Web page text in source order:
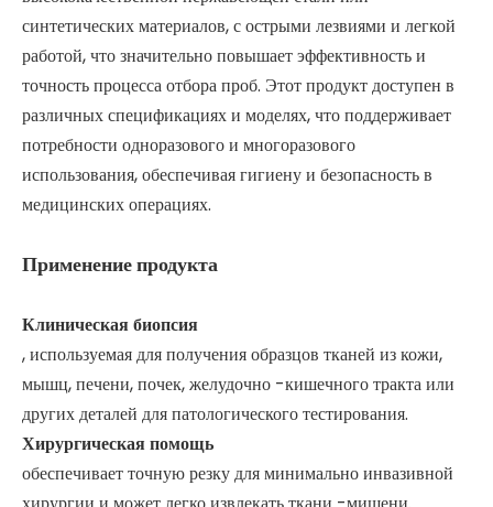
синтетических материалов, с острыми лезвиями и легкой
работой, что значительно повышает эффективность и
точность процесса отбора проб. Этот продукт доступен в
различных спецификациях и моделях, что поддерживает
потребности одноразового и многоразового
использования, обеспечивая гигиену и безопасность в
медицинских операциях.
Применение продукта
Клиническая биопсия
, используемая для получения образцов тканей из кожи,
мышц, печени, почек, желудочно -кишечного тракта или
других деталей для патологического тестирования.
Хирургическая помощь
обеспечивает точную резку для минимально инвазивной